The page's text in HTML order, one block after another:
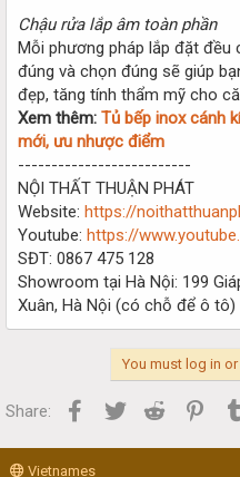
Chậu rửa lắp âm toàn phần
Mỗi phương pháp lắp đặt đều
đúng và chọn đúng sẽ giúp
đẹp, tăng tính thẩm mỹ cho
Xem thêm: Tủ bếp inox cánh
mới, ưu nhược điểm
--------------------------
NỘI THẤT THUẬN PHÁT
Website: https://
Youtube: https://
SĐT: 0867 475 128
Showroom tại Hà Nội: 199
Xuân, Hà Nội (có chỗ để ô tô)
You must log in
Share: Facebook
Twitter Reddit
Vietnames